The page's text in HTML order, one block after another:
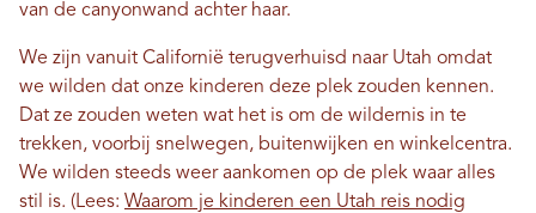
van de canyonwand achter haar.
We zijn vanuit Californië terugverhuisd naar Utah omdat
we wilden dat onze kinderen deze plek zouden kennen.
Dat ze zouden weten wat het is om de wildernis in te
trekken, voorbij snelwegen, buitenwijken en winkelcentra.
We wilden steeds weer aankomen op de plek waar alles
stil is. (Lees: Waarom je kinderen een Utah reis nodig